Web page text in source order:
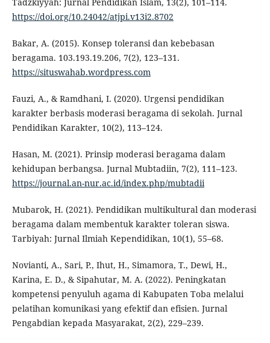
https://doi.org/10.24042/atjpi.v13i2.8702
Bakar, A. (2015). Konsep toleransi dan kebebasan
beragama. 103.193.19.206, 7(2), 123–131.
https://situswahab.wordpress.com
Fauzi, A., & Ramdhani, I. (2020). Urgensi pendidikan
karakter berbasis moderasi beragama di sekolah. Jurnal
Pendidikan Karakter, 10(2), 113–124.
Hasan, M. (2021). Prinsip moderasi beragama dalam
kehidupan berbangsa. Jurnal Mubtadiin, 7(2), 111–123.
https://journal.an-nur.ac.id/index.php/mubtadii
Mubarok, H. (2021). Pendidikan multikultural dan moderasi
beragama dalam membentuk karakter toleran siswa.
Tarbiyah: Jurnal Ilmiah Kependidikan, 10(1), 55–68.
Novianti, A., Sari, P., Ihut, H., Simamora, T., Dewi, H.,
Karina, E. D., & Sipahutar, M. A. (2022). Peningkatan
kompetensi penyuluh agama di Kabupaten Toba melalui
pelatihan komunikasi yang efektif dan efisien. Jurnal
Pengabdian kepada Masyarakat, 2(2), 229–239.